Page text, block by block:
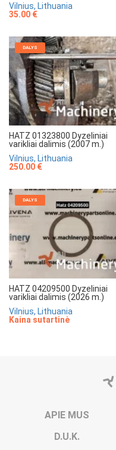
Vilnius, Lithuania
35.00 €
DALYS
HATZ 01323800 Dyzeliniai
varikliai dalimis (2007 m.)
Vilnius, Lithuania
250.00 €
DALYS
HATZ 04209500 Dyzeliniai
varikliai dalimis (2026 m.)
Vilnius, Lithuania
Kaina sutartinė
APIE MUS
D.U.K.